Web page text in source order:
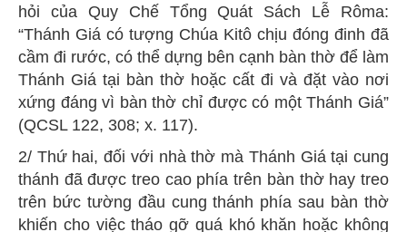
hỏi của Quy Chế Tổng Quát Sách Lễ Rôma:
“Thánh Giá có tượng Chúa Kitô chịu đóng đinh đã
cầm đi rước, có thể dựng bên cạnh bàn thờ để làm
Thánh Giá tại bàn thờ hoặc cất đi và đặt vào nơi
xứng đáng vì bàn thờ chỉ được có một Thánh Giá”
(QCSL 122, 308; x. 117).
2/ Thứ hai, đối với nhà thờ mà Thánh Giá tại cung
thánh đã được treo cao phía trên bàn thờ hay treo
trên bức tường đầu cung thánh phía sau bàn thờ
khiến cho việc tháo gỡ quá khó khăn hoặc không